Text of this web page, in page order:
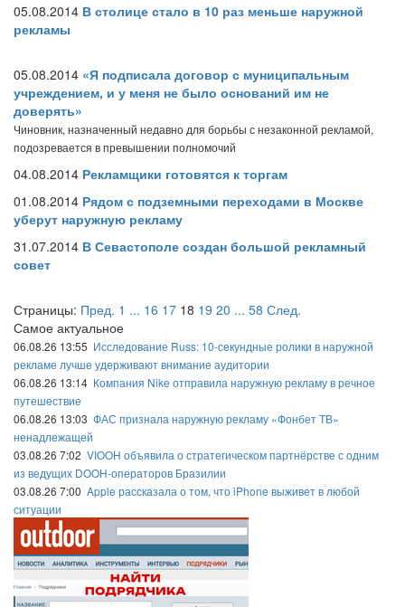
05.08.2014 В столице стало в 10 раз меньше наружной
рекламы
05.08.2014 «Я подписала договор с муниципальным
учреждением, и у меня не было оснований им не
доверять»
Чиновник, назначенный недавно для борьбы с незаконной рекламой,
подозревается в превышении полномочий
04.08.2014 Рекламщики готовятся к торгам
01.08.2014 Рядом с подземными переходами в Москве
уберут наружную рекламу
31.07.2014 В Севастополе создан большой рекламный
совет
Страницы: Пред. 1 ... 16 17 18 19 20 ... 58 След.
Самое актуальное
06.08.26 13:55 Исследование Russ: 10-секундные ролики в наружной
рекламе лучше удерживают внимание аудитории
06.08.26 13:14 Компания Nike отправила наружную рекламу в речное
путешествие
06.08.26 13:03 ФАС признала наружную рекламу «Фонбет ТВ»
ненадлежащей
03.08.26 7:02 VIOOH объявила о стратегическом партнёрстве с одним
из ведущих DOOH-операторов Бразилии
03.08.26 7:00 Apple рассказала о том, что iPhone выживет в любой
ситуации